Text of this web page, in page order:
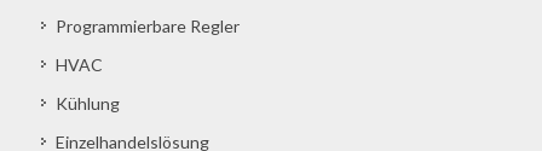
Programmierbare Regler
HVAC
Kühlung
Einzelhandelslösung